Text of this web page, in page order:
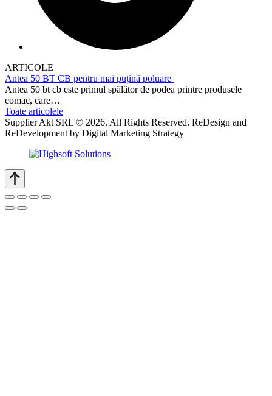
ARTICOLE
Antea 50 BT CB pentru mai puțină poluare
Antea 50 bt cb este primul spălător de podea printre produsele
comac, care…
Toate articolele
Supplier Akt SRL © 2026. All Rights Reserved. ReDesign and
ReDevelopment by Digital Marketing Strategy